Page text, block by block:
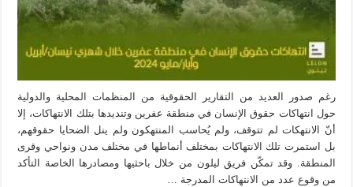
رغم صدور العديد من التقارير الحقوقية من المنظمات المحلية والدولية
حول انتهاكات حقوق الإنسان في منطقة عفرين وتنديدها بتلك الانتهاكات، إلا
أنّ الانتهكات لم تتوقف، ولم يُحاسب المنتهكون ولم ينل الضحايا حقوقهم،
بل استمرت تلك الانتهاكات بمختلف أنماطها في مختلف مدن ونواحي وقرى
المنطقة. وقد تمكّن فريق ليلون من خلال باحثيها ومصادرها الخاصة التأكد
من وقوع عدد من الانتهاكات المدرجة …